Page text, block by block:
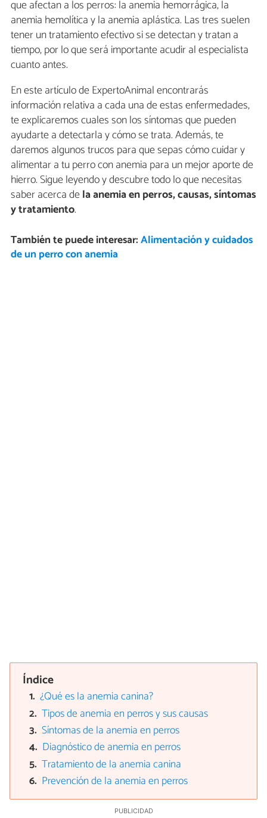
que afectan a los perros: la anemia hemorrágica, la
anemia hemolítica y la anemia aplástica. Las tres suelen
tener un tratamiento efectivo si se detectan y tratan a
tiempo, por lo que será importante acudir al especialista
cuanto antes.
En este artículo de ExpertoAnimal encontrarás
información relativa a cada una de estas enfermedades,
te explicaremos cuales son los síntomas que pueden
ayudarte a detectarla y cómo se trata. Además, te
daremos algunos trucos para que sepas cómo cuidar y
alimentar a tu perro con anemia para un mejor aporte de
hierro. Sigue leyendo y descubre todo lo que necesitas
saber acerca dela anemia en perros, causas, síntomas
y tratamiento.
También te puede interesar:Alimentación y cuidados
de un perro con anemia
Índice
¿Qué es la anemia canina?
Tipos de anemia en perros y sus causas
Síntomas de la anemia en perros
Diagnóstico de anemia en perros
Tratamiento de la anemia canina
Prevención de la anemia en perros